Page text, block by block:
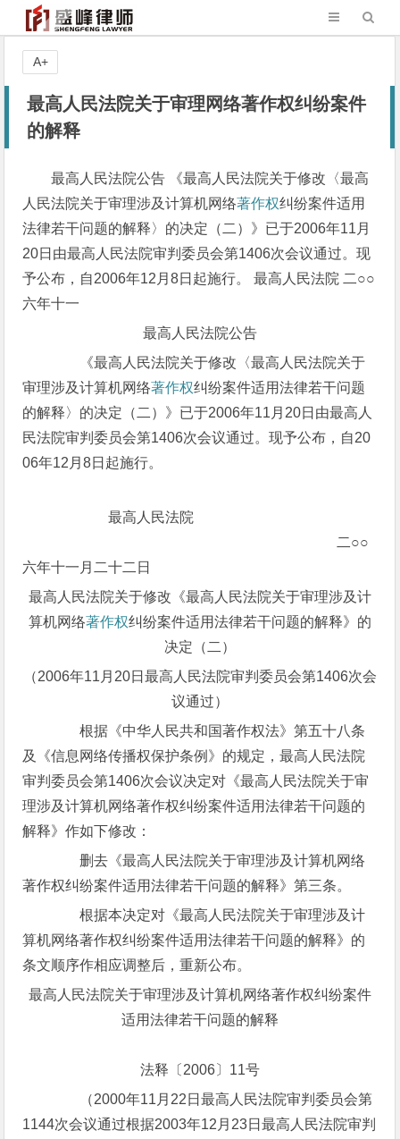
最高人民法院关于审理网络著作权纠纷案件
的解释
最高人民法院公告 《最高人民法院关于修改〈最高
人民法院关于审理涉及计算机网络著作权纠纷案件适用
法律若干问题的解释〉的决定（二）》已于2006年11月
20日由最高人民法院审判委员会第1406次会议通过。现
予公布，自2006年12月8日起施行。 最高人民法院 二○○
六年十一
最高人民法院公告
《最高人民法院关于修改〈最高人民法院关于
审理涉及计算机网络著作权纠纷案件适用法律若干问题
的解释〉的决定（二）》已于2006年11月20日由最高人
民法院审判委员会第1406次会议通过。现予公布，自20
06年12月8日起施行。
最高人民法院
二○○
六年十一月二十二日
最高人民法院关于修改《最高人民法院关于审理涉及计
算机网络著作权纠纷案件适用法律若干问题的解释》的
决定（二）
（2006年11月20日最高人民法院审判委员会第1406次会
议通过）
根据《中华人民共和国著作权法》第五十八条
及《信息网络传播权保护条例》的规定，最高人民法院
审判委员会第1406次会议决定对《最高人民法院关于审
理涉及计算机网络著作权纠纷案件适用法律若干问题的
解释》作如下修改：
删去《最高人民法院关于审理涉及计算机网络
著作权纠纷案件适用法律若干问题的解释》第三条。
根据本决定对《最高人民法院关于审理涉及计
算机网络著作权纠纷案件适用法律若干问题的解释》的
条文顺序作相应调整后，重新公布。
最高人民法院关于审理涉及计算机网络著作权纠纷案件
适用法律若干问题的解释
法释〔2006〕11号
（2000年11月22日最高人民法院审判委员会第
1144次会议通过根据2003年12月23日最高人民法院审判
A+